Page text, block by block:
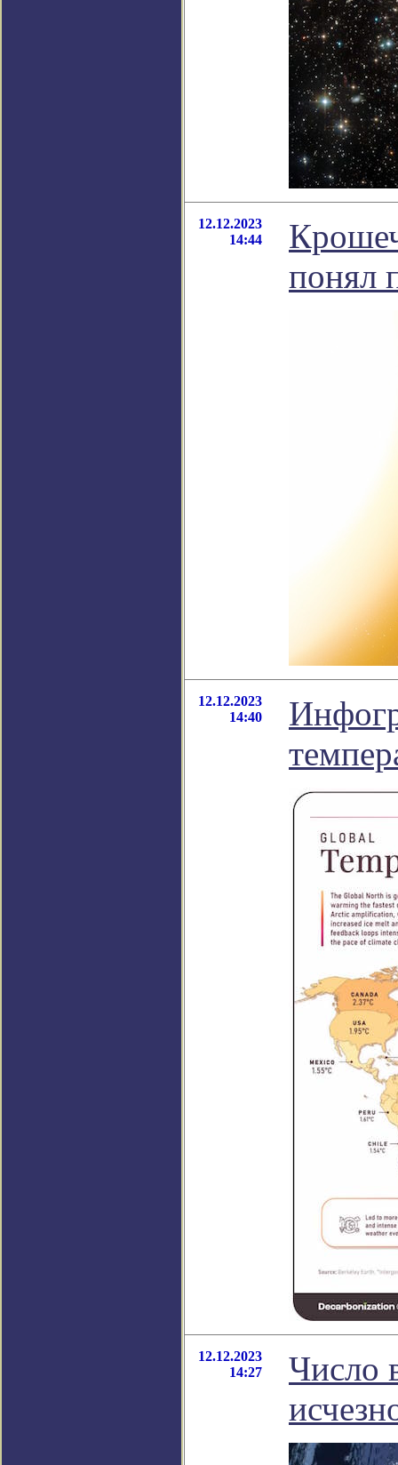
12.12.2023
14:44
понял
12.12.2023
14:40
12.12.2023
14:27
Число